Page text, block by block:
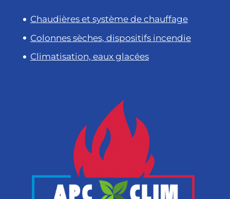
Chaudières et système de chauffage
Colonnes sèches, dispositifs incendie
Climatisation, eaux glacées